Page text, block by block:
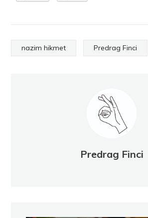
nazim hikmet Predrag Finci
Predrag Finci